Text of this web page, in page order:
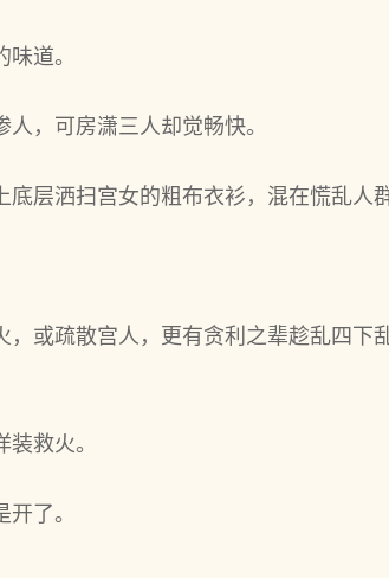
道。
，可房潇三人却觉畅快。
层洒扫宫女的粗布衣衫，混在慌乱人
或疏散宫人，更有贪利之辈趁乱四下
救火。
了。